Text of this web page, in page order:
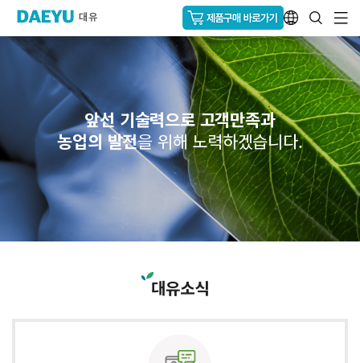
앞선 기술력으로 고객만족과
농업의 발전을 위해 노력하겠습니다.
대유소식